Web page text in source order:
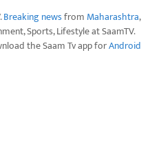
Breaking newsfrom Maharashtra,
Sports, Lifestyle at SaamTV.
the Saam Tv app forAndroid